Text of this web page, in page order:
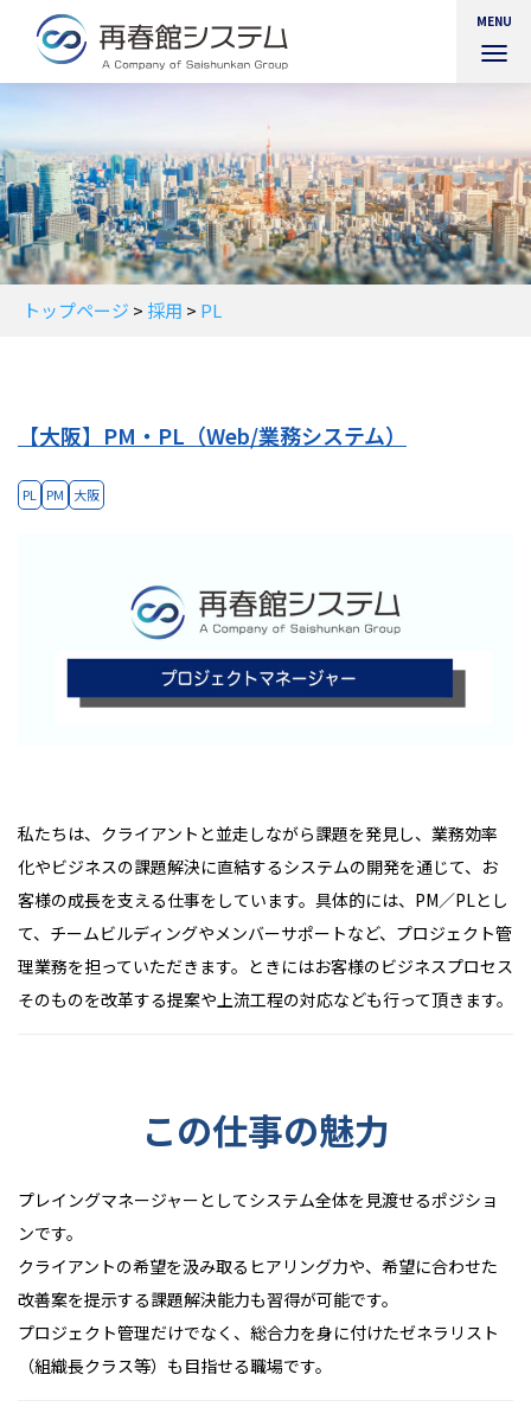
MENU
シ
ョ
ン
を
切
り
トップページ > 採用 > PL
【大阪】PM・PL（Web/業務システム）
PL PM 大阪
私たちは、クライアントと並走しながら課題を発見し、業務効率
化やビジネスの課題解決に直結するシステムの開発を通じて、お
客様の成長を支える仕事をしています。具体的には、PM／PLとし
て、チームビルディングやメンバーサポートなど、プロジェクト管
理業務を担っていただきます。ときにはお客様のビジネスプロセス
そのものを改革する提案や上流工程の対応なども行って頂きます。
この仕事の魅力
プレイングマネージャーとしてシステム全体を見渡せるポジショ
ンです。
クライアントの希望を汲み取るヒアリング力や、希望に合わせた
改善案を提示する課題解決能力も習得が可能です。
プロジェクト管理だけでなく、総合力を身に付けたゼネラリスト
（組織長クラス等）も目指せる職場です。